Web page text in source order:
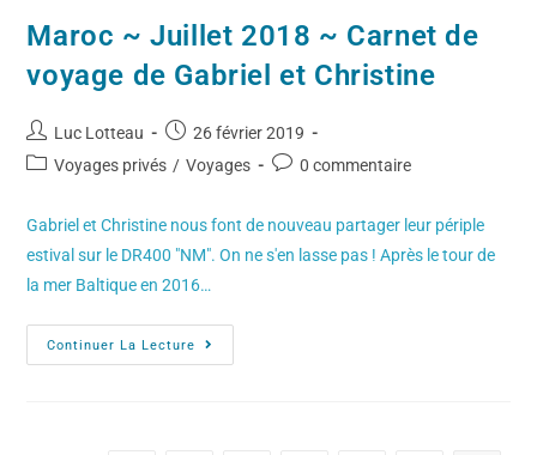
Maroc ~ Juillet 2018 ~ Carnet de
voyage de Gabriel et Christine
Luc Lotteau
26 février 2019
Voyages privés / Voyages 0 commentaire
Gabriel et Christine nous font de nouveau partager leur périple
estival sur le DR400 "NM". On ne s'en lasse pas ! Après le tour de
la mer Baltique en 2016…
Continuer La Lecture